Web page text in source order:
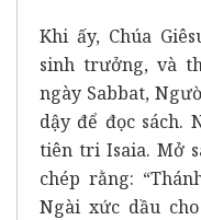
Khi ấy, Chúa
sinh trưởng, và
ngày Sabbat,
dậy để đọc sách.
tiên tri Isaia. Mở
chép rằng:
Ngài xức dầu